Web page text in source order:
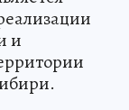
и